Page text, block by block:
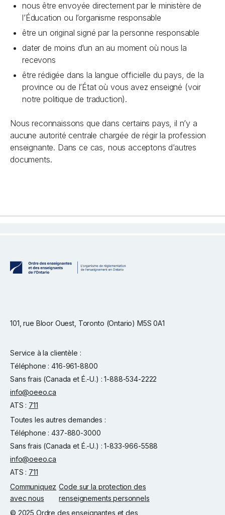
nous être envoyée directement par le ministère de
l’Éducation ou l’organisme responsable
être un original signé par la personne responsable
dater de moins d’un an au moment où nous la
recevons
être rédigée dans la langue officielle du pays, de la
province ou de l’État où vous avez enseigné (voir
notre politique de traduction).
Nous reconnaissons que dans certains pays, il n’y a
aucune autorité centrale chargée de régir la profession
enseignante. Dans ce cas, nous acceptons d’autres
documents.
101, rue Bloor Ouest, Toronto (Ontario) M5S 0A1
Service à la clientèle :
Téléphone : 416-961-8800
Sans frais (Canada et É.-U.) : 1-888-534-2222
info@oeeo.ca
ATS : 711
Toutes les autres demandes :
Téléphone : 437-880-3000
Sans frais (Canada et É.-U.) : 1-833-966-5588
info@oeeo.ca
ATS : 711
Communiquez
avec nous
Code sur la protection des
renseignements personnels
© 2025 Ordre des enseignantes et des